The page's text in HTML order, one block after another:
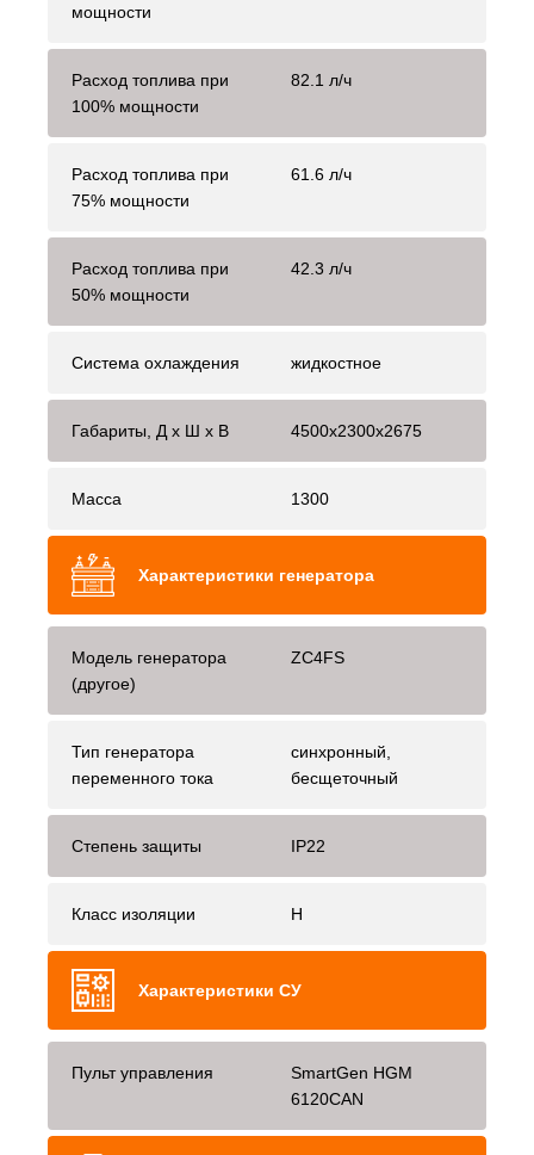
мощности
Расход топлива при
100% мощности
82.1 л/ч
Расход топлива при
75% мощности
61.6 л/ч
Расход топлива при
50% мощности
42.3 л/ч
Система охлаждения жидкостное
Габариты, Д x Ш x В 4500x2300x2675
Масса 1300
Характеристики генератора
Модель генератора
(другое)
ZC4FS
Тип генератора
переменного тока
синхронный,
бесщеточный
Степень защиты IP22
Класс изоляции H
Характеристики СУ
Пульт управления
SmartGen HGM
6120CAN